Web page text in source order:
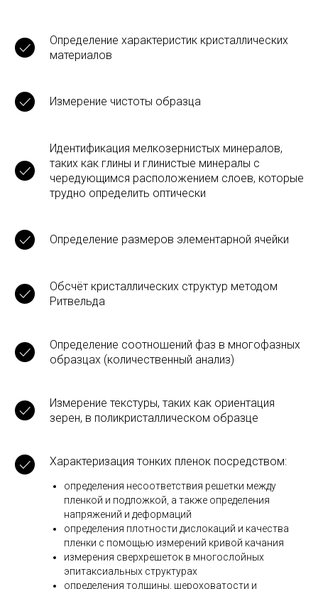
широко используется для идентификации неизвестных
кристаллических материалов (например, минералов,
для исследований в геологии, материаловедении и
биологии
Основные области
материалов
чередующимся расположением слоев, которые
трудно определить оптически
Определение размеров элементарной ячейки
Обсчёт кристаллических структур методом
Ритвельда
Определение соотношений фаз в многофазных